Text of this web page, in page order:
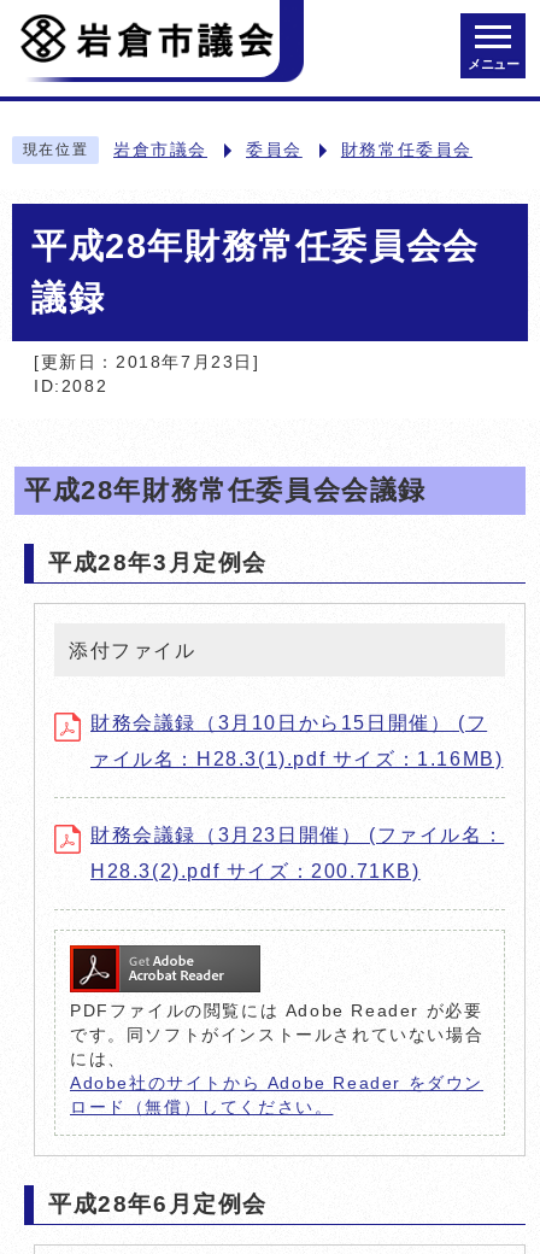
メニュー
現在位置 岩倉市議会 委員会 財務常任委員会
平成28年財務常任委員会会
議録
[更新日：2018年7月23日]
ID:2082
平成28年財務常任委員会会議録
平成28年3月定例会
添付ファイル
財務会議録（3月10日から15日開催） (フ
ァイル名：H28.3(1).pdf サイズ：1.16MB)
財務会議録（3月23日開催） (ファイル名：
H28.3(2).pdf サイズ：200.71KB)
PDFファイルの閲覧には Adobe Reader が必要
です。同ソフトがインストールされていない場合
には、
Adobe社のサイトから Adobe Reader をダウン
ロード（無償）してください。
平成28年6月定例会